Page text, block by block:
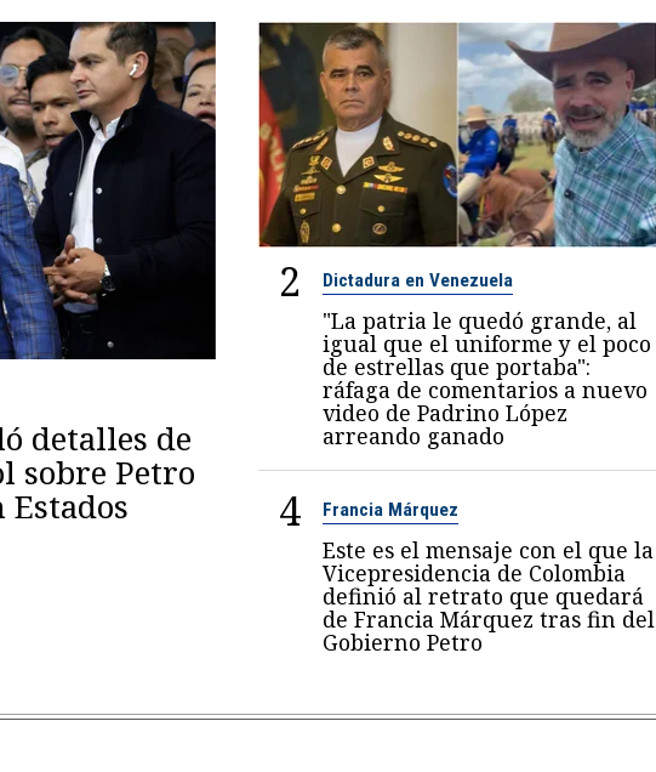
detalles de
sobre Petro
2 Dictadura en Venezuela
"La patria le quedó grande, al
igual que el uniforme y el poco
de estrellas que portaba":
ráfaga de comentarios a nuevo
video de Padrino López
arreando ganado
4 Francia Márquez
Este es el mensaje con el que la
Vicepresidencia de Colombia
definió al retrato que quedará
de Francia Márquez tras fin del
Gobierno Petro